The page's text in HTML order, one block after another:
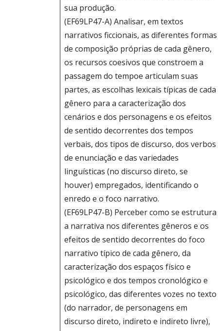
sua produção.
(EF69LP47-A) Analisar, em textos
narrativos ficcionais, as diferentes formas
de composição próprias de cada gênero,
os recursos coesivos que constroem a
passagem do tempoe articulam suas
partes, as escolhas lexicais típicas de cada
gênero para a caracterização dos
cenários e dos personagens e os efeitos
de sentido decorrentes dos tempos
verbais, dos tipos de discurso, dos verbos
de enunciação e das variedades
linguísticas (no discurso direto, se
houver) empregados, identificando o
enredo e o foco narrativo.
(EF69LP47-B) Perceber como se estrutura
a narrativa nos diferentes gêneros e os
efeitos de sentido decorrentes do foco
narrativo típico de cada gênero, da
caracterização dos espaços físico e
psicológico e dos tempos cronológico e
psicológico, das diferentes vozes no texto
(do narrador, de personagens em
discurso direto, indireto e indireto livre),